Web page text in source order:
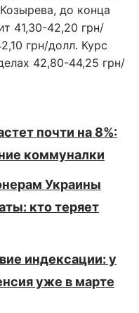
до конца
41,30-42,20 грн/
грн/долл. Курс
42,80-44,25 грн/
почти на 8%:
коммуналки
Украины
кто теряет
индексации: у
уже в марте